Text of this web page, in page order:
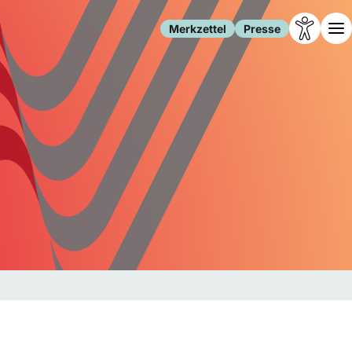
Merkzettel Presse
Leben
Familie
Freizeit
Gesundheit
Internet
Gesellschaft
Forschung
Migration
Polizei